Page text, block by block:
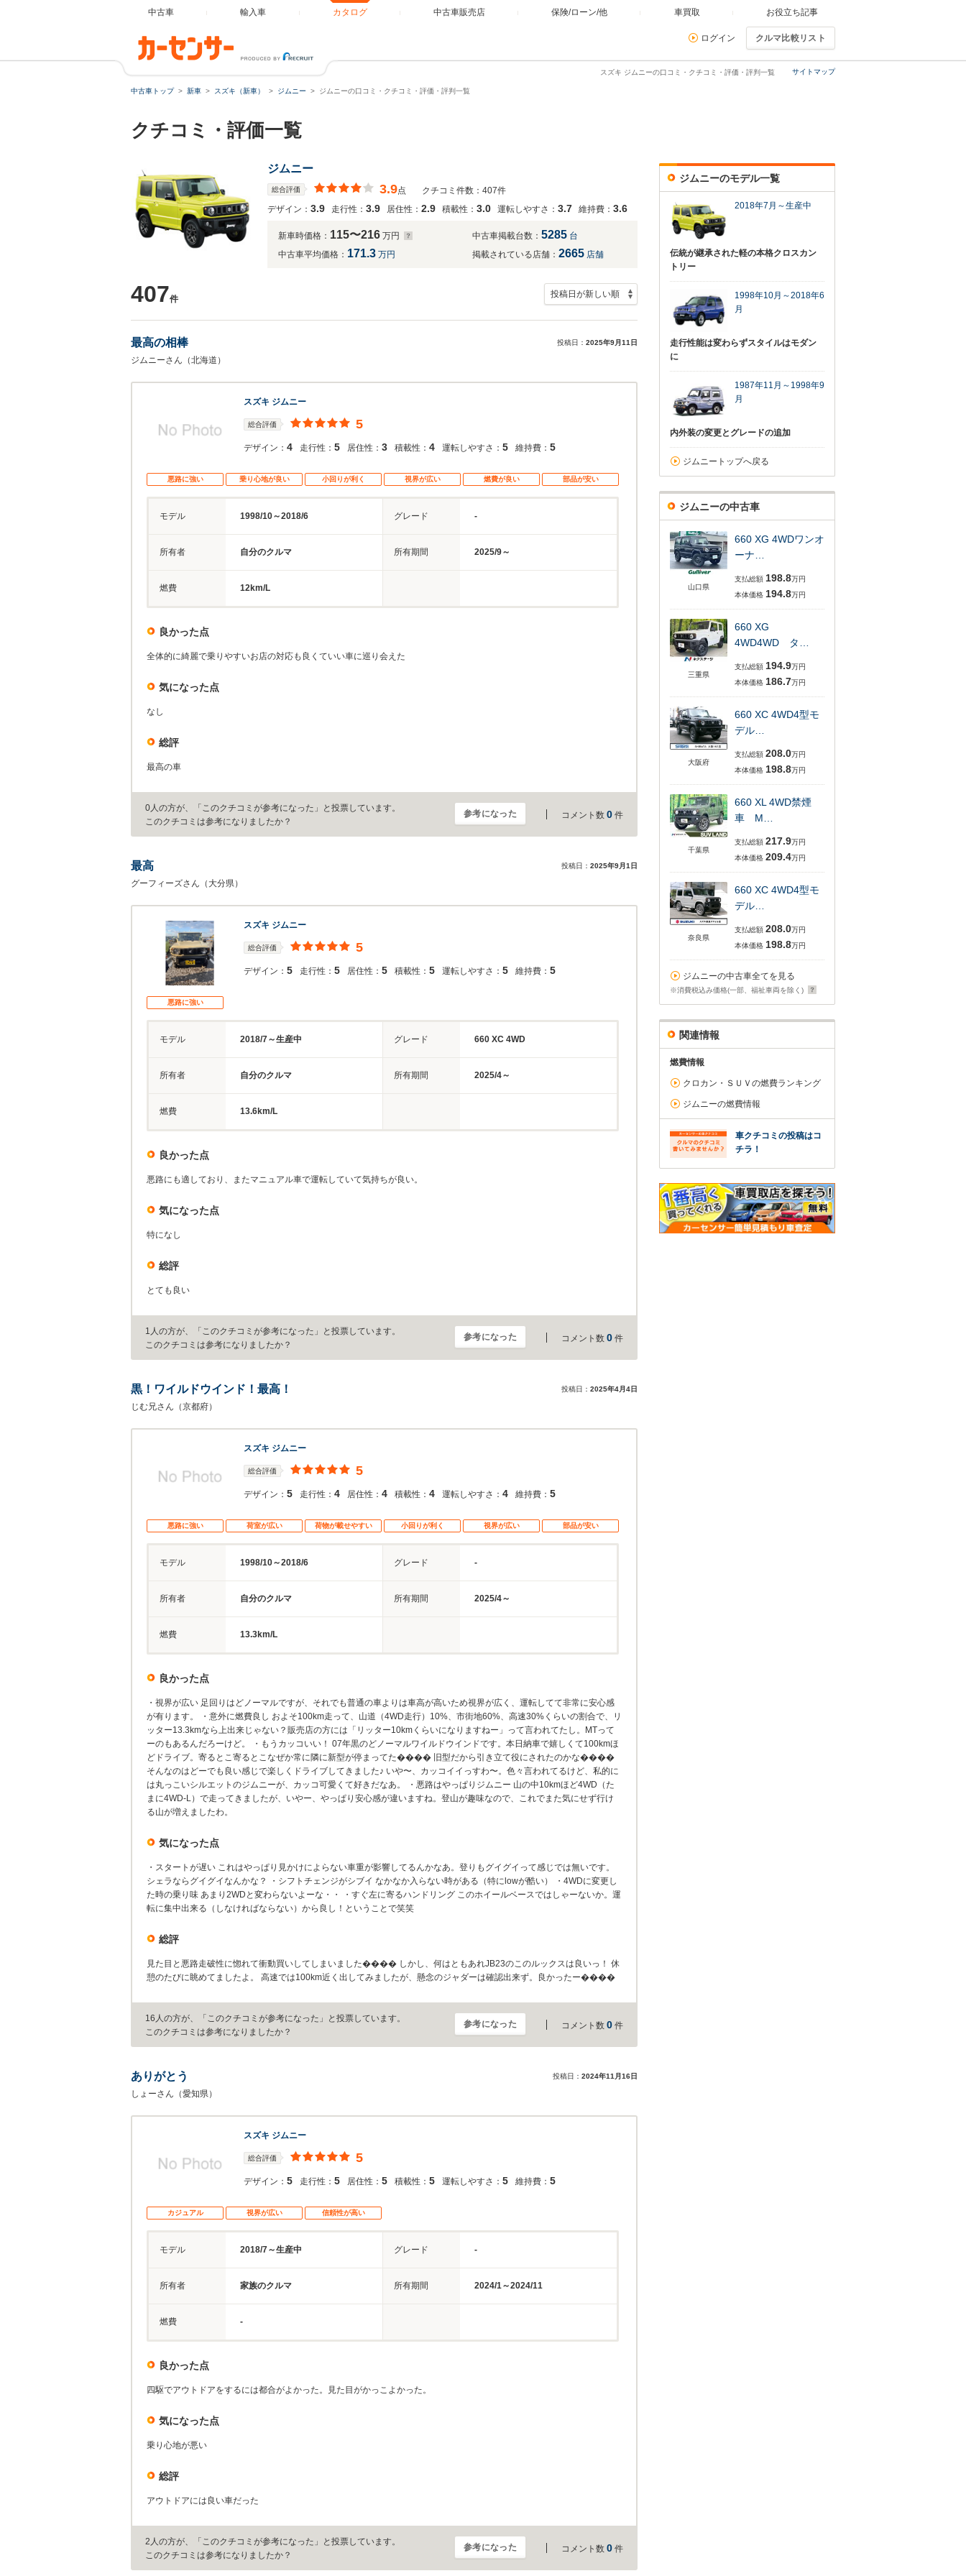
中古車 輸入車 カタログ 中古車販売店 保険/ローン/他 車買取 お役立ち記事
ログイン クルマ比較リスト
サイトマップ
スズキ ジムニーの口コミ・クチコミ・評価・評判一覧
中古車トップ 新車 スズキ（新車） ジムニー ジムニーの口コミ・クチコミ・評価・評判一覧
クチコミ・評価一覧
ジムニー
総合評価 3.9点
クチコミ件数：407件
デザイン： 3.9 走行性： 3.9 居住性： 2.9 積載性： 3.0 運転しやすさ： 3.7 維持費： 3.6
新車時価格： 115〜216 万円 中古車掲載台数： 5285 台
中古車平均価格： 171.3 万円 掲載されている店舗： 2665 店舗
407件
最高の相棒 投稿日： 2025年9月11日
ジムニーさん（北海道）
スズキ ジムニー
総合評価 5
デザイン： 4 走行性： 5 居住性： 3 積載性： 4 運転しやすさ： 5 維持費： 5
悪路に強い 乗り心地が良い 小回りが利く 視界が広い 燃費が良い 部品が安い
モデル 1998/10～2018/6 グレード -
所有者 自分のクルマ 所有期間 2025/9～
燃費 12km/L
良かった点
全体的に綺麗で乗りやすいお店の対応も良くていい車に巡り会えた
気になった点
なし
総評
最高の車
0人の方が、「このクチコミが参考になった」と投票しています。
このクチコミは参考になりましたか？
参考になった コメント数 0 件
最高 投稿日： 2025年9月1日
グーフィーズさん（大分県）
スズキ ジムニー
総合評価 5
デザイン： 5 走行性： 5 居住性： 5 積載性： 5 運転しやすさ： 5 維持費： 5
悪路に強い
モデル 2018/7～生産中 グレード 660 XC 4WD
所有者 自分のクルマ 所有期間 2025/4～
燃費 13.6km/L
良かった点
悪路にも適しており、またマニュアル車で運転していて気持ちが良い。
気になった点
特になし
総評
とても良い
1人の方が、「このクチコミが参考になった」と投票しています。
このクチコミは参考になりましたか？
参考になった コメント数 0 件
黒！ワイルドウインド！最高！ 投稿日： 2025年4月4日
じむ兄さん（京都府）
スズキ ジムニー
総合評価 5
デザイン： 5 走行性： 4 居住性： 4 積載性： 4 運転しやすさ： 4 維持費： 5
悪路に強い 荷室が広い 荷物が載せやすい 小回りが利く 視界が広い 部品が安い
モデル 1998/10～2018/6 グレード -
所有者 自分のクルマ 所有期間 2025/4～
燃費 13.3km/L
良かった点
・視界が広い 足回りはどノーマルですが、それでも普通の車よりは車高が高いため視界が広く、運転してて非常に安心感
が有ります。 ・意外に燃費良し およそ100km走って、山道（4WD走行）10%、市街地60%、高速30%くらいの割合で、リ
ッター13.3kmなら上出来じゃない？販売店の方には「リッター10kmくらいになりますねー」って言われてたし。MTって
ーのもあるんだろーけど。 ・もうカッコいい！ 07年黒のどノーマルワイルドウインドです。本日納車で嬉しくて100kmほ
どドライブ。寄るとこ寄るとこなぜか常に隣に新型が停まってた���� 旧型だから引き立て役にされたのかな����
そんなのはどーでも良い感じで楽しくドライブしてきました♪ いや〜、カッコイイっすわ〜。色々言われてるけど、私的に
は丸っこいシルエットのジムニーが、カッコ可愛くて好きだなあ。 ・悪路はやっぱりジムニー 山の中10kmほど4WD（た
まに4WD-L）で走ってきましたが、いやー、やっぱり安心感が違いますね。登山が趣味なので、これでまた気にせず行け
る山が増えましたわ。
気になった点
・スタートが遅い これはやっぱり見かけによらない車重が影響してるんかなあ。登りもグイグイって感じでは無いです。
シェラならグイグイなんかな？ ・シフトチェンジがシブイ なかなか入らない時がある（特にlowが酷い） ・4WDに変更し
た時の乗り味 あまり2WDと変わらないよーな・・ ・すぐ左に寄るハンドリング このホイールベースではしゃーないか。運
転に集中出来る（しなければならない）から良し！ということで笑笑
総評
見た目と悪路走破性に惚れて衝動買いしてしまいました���� しかし、何はともあれJB23のこのルックスは良いっ！ 休
憩のたびに眺めてましたよ。 高速では100km近く出してみましたが、懸念のジャダーは確認出来ず。良かったー����
16人の方が、「このクチコミが参考になった」と投票しています。
このクチコミは参考になりましたか？
参考になった コメント数 0 件
ありがとう 投稿日： 2024年11月16日
しょーさん（愛知県）
スズキ ジムニー
総合評価 5
デザイン： 5 走行性： 5 居住性： 5 積載性： 5 運転しやすさ： 5 維持費： 5
カジュアル 視界が広い 信頼性が高い
モデル 2018/7～生産中 グレード -
所有者 家族のクルマ 所有期間 2024/1～2024/11
燃費 -
良かった点
四駆でアウトドアをするには都合がよかった。見た目がかっこよかった。
気になった点
乗り心地が悪い
総評
アウトドアには良い車だった
2人の方が、「このクチコミが参考になった」と投票しています。
このクチコミは参考になりましたか？
参考になった コメント数 0 件
ジムニーのモデル一覧
2018年7月～生産中
伝統が継承された軽の本格クロスカン
トリー
1998年10月～2018年6
月
走行性能は変わらずスタイルはモダン
に
1987年11月～1998年9
月
内外装の変更とグレードの追加
ジムニートップへ戻る
ジムニーの中古車
山口県
660 XG 4WDワンオ
ーナ…
支払総額 198.8万円
本体価格 194.8万円
三重県
660 XG
4WD4WD タ…
支払総額 194.9万円
本体価格 186.7万円
大阪府
660 XC 4WD4型モ
デル…
支払総額 208.0万円
本体価格 198.8万円
千葉県
660 XL 4WD禁煙
車 M…
支払総額 217.9万円
本体価格 209.4万円
奈良県
660 XC 4WD4型モ
デル…
支払総額 208.0万円
本体価格 198.8万円
ジムニーの中古車全てを見る
※消費税込み価格(一部、福祉車両を除く)
関連情報
燃費情報
クロカン・ＳＵＶの燃費ランキング
ジムニーの燃費情報
車クチコミの投稿はコ
チラ！